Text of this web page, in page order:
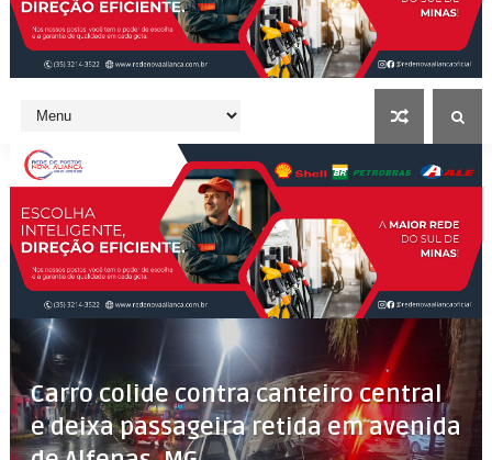
Carro colide contra canteiro central
e deixa passageira retida em avenida